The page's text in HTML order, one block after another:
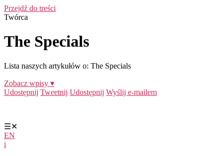
Przejdź do treści
Twórca
The Specials
Lista naszych artykułów o: The Specials
Zobacz wpisy ▾
Udostępnij Tweetnij Udostępnij Wyślij e-mailem
☰✕
EN
i